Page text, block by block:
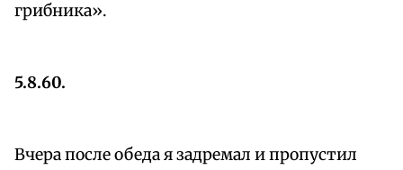
грибника».
5.8.60.
Вчера после обеда я задремал и пропустил